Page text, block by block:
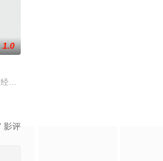
1.0
验的作家志愿者耶的粉丝sean咖啡厅工作,
影评